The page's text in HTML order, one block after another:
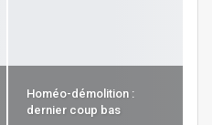
Homéo-démolition :
dernier coup bas